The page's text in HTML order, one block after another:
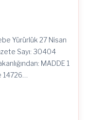
Yürürlük 27 Nisan
Sayı: 30404
MADDE 1
14726…